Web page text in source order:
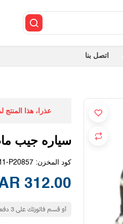
اتصل بنا
عذرا، هذا
سياره جيب
كود المخزن: P20857
312.00 SAR